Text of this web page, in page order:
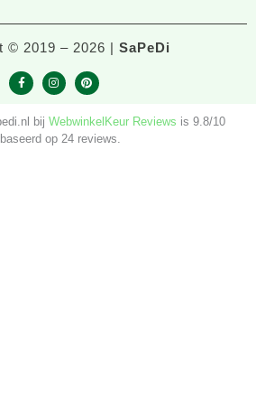
© 2019 – 2026 | SaPeDi
F
e
b
I
s
t
a
g
P
n
t
e
bij WebwinkelKeur Reviews is 9.8/10
op 24 reviews.